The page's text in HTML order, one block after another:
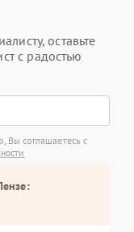
оставьте
с радостью
Вы соглашаетесь с